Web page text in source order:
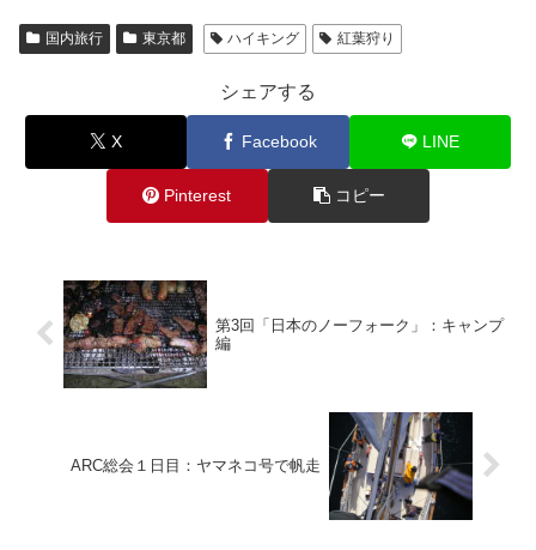
国内旅行 東京都 ハイキング 紅葉狩り
シェアする
X Facebook LINE
Pinterest コピー
第3回「日本のノーフォーク」：キャンプ
編
ARC総会１日目：ヤマネコ号で帆走